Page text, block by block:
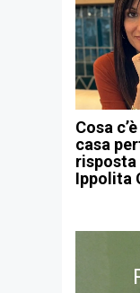
Cosa
casa
risposta
Ippolita